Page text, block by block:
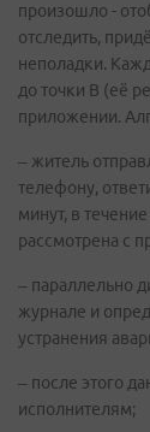
произошло -
отследить,
неполадки.
до точки В (её
приложении.
– житель
телефону,
минут, в
рассмотрена с
– параллельно
журнале и
устранения
– после этого
исполнителям;